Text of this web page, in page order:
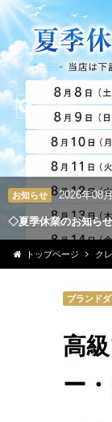
お知らせ 2026年08
◇夏季休業のお知ら
<
トップページ ク
ブランド
高
ー